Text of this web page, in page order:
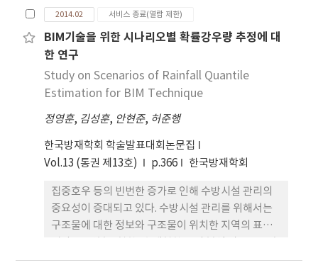
이용하여 새롭게 유도한 공간상관식은 기존의 영국식
보다 정확 한 것으로 나타났고, 이를 FORGEX 기법에
적용한 결과 영국 공간상관식은 새롭게 개발한 공간
상관식보다 확률강우량을 과소 추정하는 것으로 나
타났다. 본 연구를 통하여 기존 FORGEX 기법에서 내
포하고 있는 부정확성을 보완할 수 있고, 긴 재현기간
에 대한 확률강우량을 보다 정확하게 추 정할 수 있을
것으로 판단된다.
확률 및 비초과확률을 구한 뒤 비정상성을 고려한 재
현기간 정의에 따른 우리나라 재현기간의 변화에 대
해서 살펴보았다. 적용 대상으로는 자료기간 30년 이
상을 보유하면서 일 강우 자료의 경향성이 나타나는
서귀포, 인제, 제천, 구미, 문경, 거창 등 6개 지점을
선정하였다. 적용결과 비정상성을 고려한 재현기간
다르게 산정됨을 알 수 있었고, 재현기간이 커질수록
정상성 가정하의 재현기간과 비정상성 가정하의 재현
기간 값의 차이가 더 커지는 것으로 나타났다. 또한 비
시간(expected waiting time) 정의에 의한 방법이
기대 초과사상 수(expected number of
exceedance event) 정의에 의한 방법 보다 작은
2014.02 서비스 종료(열람 제한)
BIM기술을 위한 시나리오별 확률강우량 추정에 대
한 연구
Study on Scenarios of Rainfall Quantile
Estimation for BIM Technique
정영훈, 김성훈, 안현준, 허준행
한국방재학회 학술발표대회논문집
Vol.13 (통권 제13호)
p.366 한국방재학회
집중호우 등의 빈번한 증가로 인해 수방시설 관리의
중요성이 증대되고 있다. 수방시설 관리를 위해서는
구조물에 대한 정보와 구조물이 위치한 지역의 표고,
하여야만 한다. 이러한 구축된 정보를 바탕으로 침수